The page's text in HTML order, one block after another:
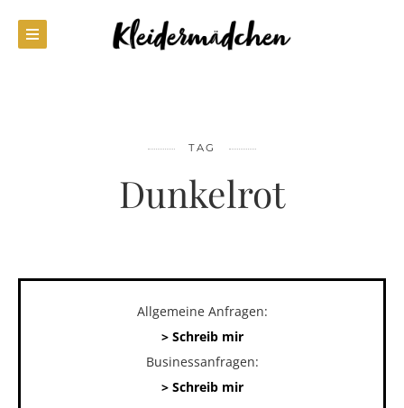
TAG
Dunkelrot
Allgemeine Anfragen:
> Schreib mir
Businessanfragen:
> Schreib mir